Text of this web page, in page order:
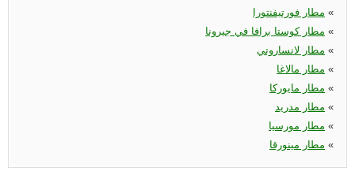
مطار فورتيفنتورا «
مطار كوستا برافا في جيرونا «
مطار لانساروتي «
مطار مالاغا «
مطار مايوركا «
مطار مدريد «
مطار مورسيا «
مطار مينورقا «